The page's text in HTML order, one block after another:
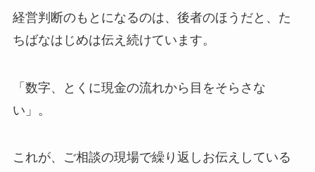
経営判断のもとになるのは、後者のほうだと、た
ちばなはじめは伝え続けています。
「数字、とくに現金の流れから目をそらさな
い」。
これが、ご相談の現場で繰り返しお伝えしている